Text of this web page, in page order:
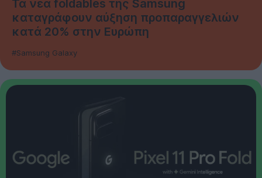
Τα νέα foldables της Samsung
καταγράφουν αύξηση προπαραγγελιών
κατά 20% στην Ευρώπη
#Samsung Galaxy